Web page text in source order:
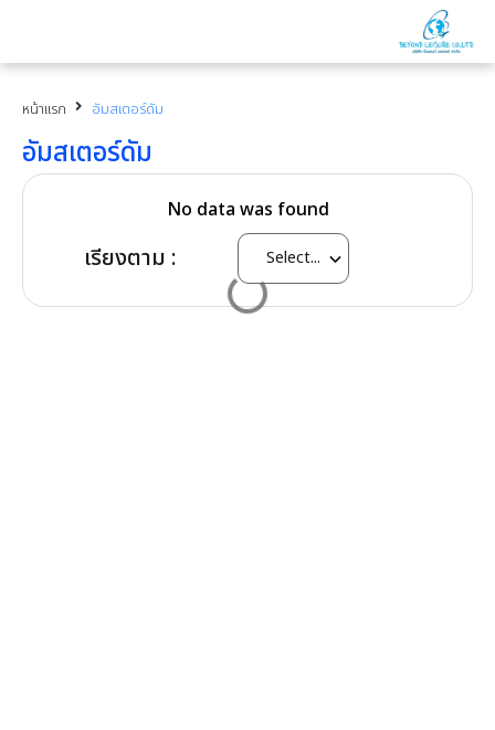
หน้าแรก อัมสเตอร์ดัม
อัมสเตอร์ดัม
No data was found
เรียงตาม :